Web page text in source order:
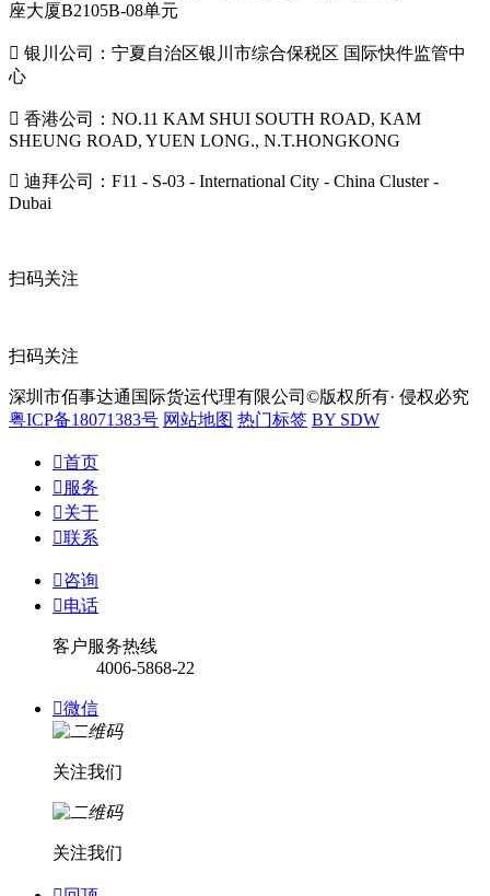
座大厦B2105B-08单元
 银川公司：宁夏自治区银川市综合保税区 国际快件监管中
心
 香港公司：NO.11 KAM SHUI SOUTH ROAD, KAM
SHEUNG ROAD, YUEN LONG., N.T.HONGKONG
 迪拜公司：F11 - S-03 - International City - China Cluster -
Dubai
扫码关注
扫码关注
深圳市佰事达通国际货运代理有限公司©版权所有· 侵权必究
粤ICP备18071383号 网站地图 热门标签 BY SDW
首页
 服务
关于
联系
咨询
电话
客户服务热线
4006-5868-22
微信
关注我们
关注我们